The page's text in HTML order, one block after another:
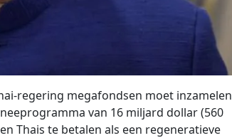
regering megafondsen moet inzamelen
van 16 miljard dollar (560
Thais te betalen als een regeneratieve